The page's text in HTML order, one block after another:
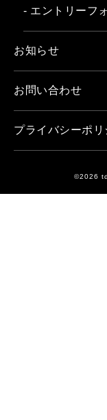
- エントリーフ
お知らせ
お問い合わせ
プライバシーポリ
©2026